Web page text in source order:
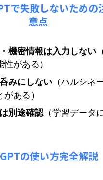
で失敗しないための
意点
機密情報は入力しない
がある）
みにしない（ハルシネ
ある）
別途確認（学習データ
の使い方完全解説